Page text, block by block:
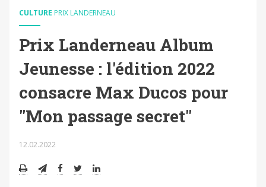
CULTURE PRIX LANDERNEAU
Prix Landerneau Album
Jeunesse : l'édition 2022
consacre Max Ducos pour
"Mon passage secret"
12.02.2022